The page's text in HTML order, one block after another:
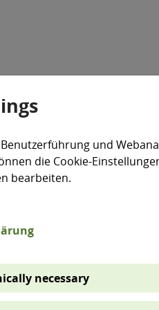
Veranstaltungen
Landesverwaltung in
und
die Cookie-
bearbeiten.
necessary